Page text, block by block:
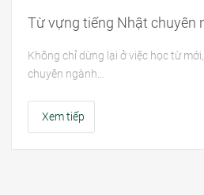
Từ vựng tiếng Nhật chuyên
Không chỉ dừng lại ở việc học từ
chuyên ngành…
Xem tiếp